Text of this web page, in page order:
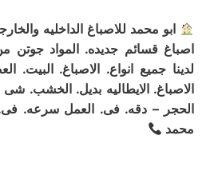
ابو محمد للاصباغ الداخليه
اصباغ قسائم جديده. المواد جوتن من
لدينا جميع انواع. الاصباغ. البيت.
الاصباغ. الايطاليه بديل. الخشب.
الحجر – دقه. فى. العمل سرعه. فى.
محمد